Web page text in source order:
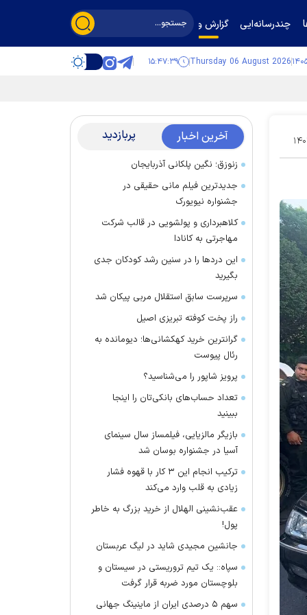
چندرسانه‌ایی گزارش و گفت‌وگو
Thursday 06 August 2026 ۱۵:۴۷:۴۰
۰۲ آخرین اخبار پربازدید
زنوزق؛ نگین پلکانی آذربایجان
جدیدترین فیلم مانی حقیقی در
جشنواره نیویورک
کلاهبرداری و پولشویی در قالب شرکت
مهاجرتی به کانادا
این درد‌ها را در سنین رشد کودکان جدی
بگیرید
سرپرست سابق استقلال مربی پیکان شد
راز پخت کوفته تبریزی اصیل
گرانترین خرید کهکشانی‌ها؛ دیومانده به
رئال پیوست
پرویز شاپور را می‌شناسید؟
تعداد حساب‌های بانکی‌تان را اینجا
ببینید
بازیگر مالزیایی، فیلمساز سال سینمای
آسیا در جشنواره بوسان شد
ترکیب انجام این ۳ کار با قهوه فشار
زیادی به قلب وارد می‌کند
عقب‌نشینی الهلال از خرید بزرگ به خاطر
پول!
جانشین مجیدی شاید در لیگ عربستان
سپاه:: یک تیم تروریستی در سیستان و
بلوچستان مورد ضربه قرار گرفت
سهم ۵ درصدی ایران از ماینینگ جهانی